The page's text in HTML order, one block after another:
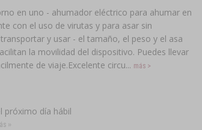
en uno - ahumador eléctrico para ahumar en
con el uso de virutas y para asar sin
y usar - el tamaño, el peso y el asa
la movilidad del dispositivo. Puedes llevar
de viaje.Excelente circu... más >
próximo día hábil
»